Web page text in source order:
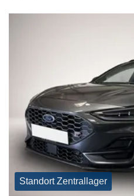
Standort Zentrallager